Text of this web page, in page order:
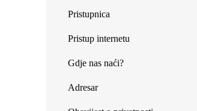
Pristupnica
Pristup internetu
Gdje nas naći?
Adresar